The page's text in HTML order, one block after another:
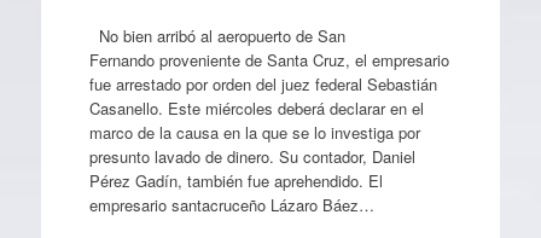
No bien arribó al aeropuerto de San
Fernando proveniente de Santa Cruz, el empresario
fue arrestado por orden del juez federal Sebastián
Casanello. Este miércoles deberá declarar en el
marco de la causa en la que se lo investiga por
presunto lavado de dinero. Su contador, Daniel
Pérez Gadín, también fue aprehendido. El
empresario santacruceño Lázaro Báez…